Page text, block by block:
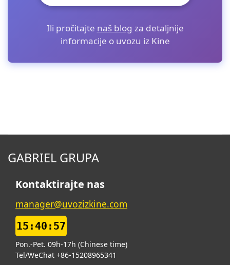
Ili pročitajte naš blog za detaljnije
informacije o uvozu iz Kine
GABRIEL GRUPA
Kontaktirajte nas
manager@uvozizkine.com
15:40:58
Pon.-Pet. 09h-17h (Chinese time)
Tel/WeChat +86-15208965341